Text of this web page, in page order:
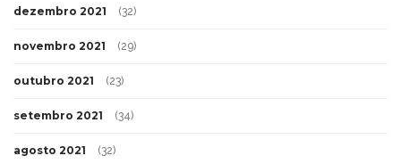
dezembro 2021 (32)
novembro 2021 (29)
outubro 2021 (23)
setembro 2021 (34)
agosto 2021 (32)